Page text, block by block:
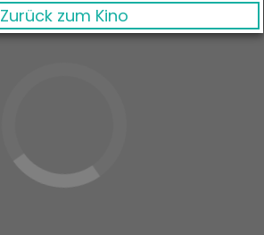
Zurück zum Kino